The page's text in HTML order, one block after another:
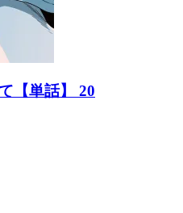
【単話】 20